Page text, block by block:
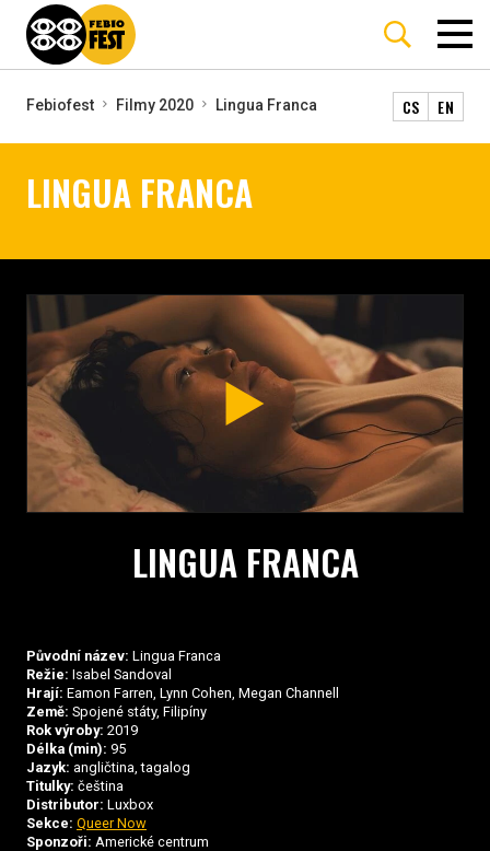
Febiofest Filmy 2020 Lingua Franca CS EN
LINGUA FRANCA
LINGUA FRANCA
Původní název: Lingua Franca
Režie: Isabel Sandoval
Hrají: Eamon Farren, Lynn Cohen, Megan Channell
Země: Spojené státy, Filipíny
Rok výroby: 2019
Délka (min): 95
Jazyk: angličtina, tagalog
Titulky: čeština
Distributor: Luxbox
Sekce: Queer Now
Sponzoři: Americké centrum